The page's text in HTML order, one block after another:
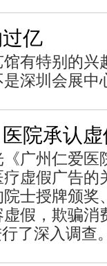
亿
有特别的兴
深圳会展中
院承认
广州仁爱医
虚假广告的
士授牌颁奖
假，欺骗消
了深入调查